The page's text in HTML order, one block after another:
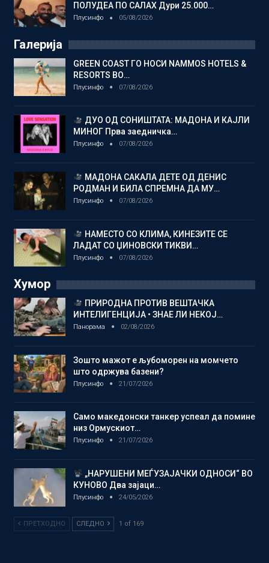
ПОЛУДЕА ПО САЛАХ Дури 25.000…
Плусинфо 05/08/2026
Галерија
GREEN COAST ГО НОСИ NAMMOS HOTELS &
RESORTS ВО…
Плусинфо 07/08/2026
ДУО ОД СОНИШТАТА: МАДОНА И КАЈЛИ
МИНОГ Прва заедничка…
Плусинфо 07/08/2026
МАДОНА САКАЛА ДЕТЕ ОД ДЕНИС
РОДМАН И БИЛА СПРЕМНА ДА МУ…
Плусинфо 07/08/2026
НАМЕСТО СО КЛИМА, КИНЕЗИТЕ СЕ
ЛАДАТ СО ЏИНОВСКИ ТИКВИ…
Плусинфо 07/08/2026
Хумор
ПРИРОДНА ПРОТИВ ВЕШТАЧКА
ИНТЕЛИГЕНЦИЈА • ЗНАЕ ЛИ НЕКОЈ…
Панорама 02/08/2026
Зошто мажот е љубоморен на момчето
што одржува базени?
Плусинфо 21/07/2026
Само македонски танкер успеал да помине
низ Ормускиот…
Плусинфо 21/07/2026
„НАРУШЕНИ МЕЃУЗАЈАЧКИ ОДНОСИ“ ВО
КУНОВО Два зајаци…
Плусинфо 24/05/2026
ПРЕТХОДНО СЛЕДНО 1 of 169